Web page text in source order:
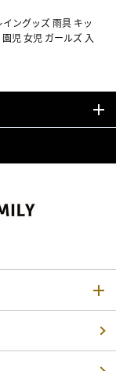
ングッズ 雨具 キッ
児 女児 ガールズ 入